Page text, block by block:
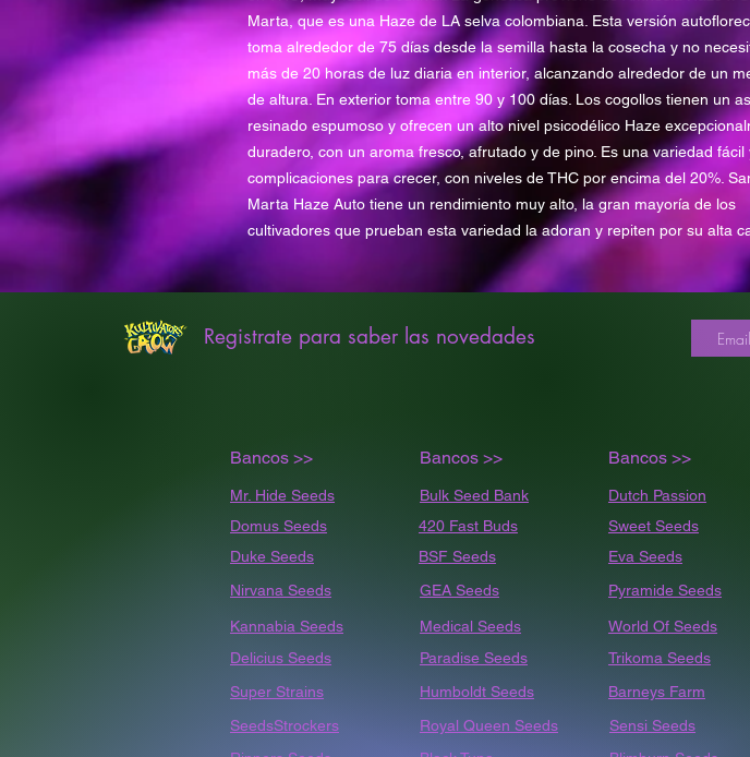
Marta, que es una Haze de LA selva colombiana. Esta versión
toma alrededor de 75 días desde la semilla hasta la cosecha y no
más de 20 horas de luz diaria en interior, alcanzando alrededor de un
de altura. En exterior toma entre 90 y 100 días. Los cogollos tienen un
resinado espumoso y ofrecen un alto nivel psicodélico Haze
duradero, con un aroma fresco, afrutado y de pino. Es una variedad fácil
complicaciones para crecer, con niveles de THC por encima del 20%.
Marta Haze Auto tiene un rendimiento muy alto, la gran mayoría de los
cultivadores que prueban esta variedad la adoran y repiten por su alta
Registrate para saber las novedades
Bancos >> Bancos >> Bancos >>
Mr. Hide Seeds
Domus Seeds
Duke Seeds
Nirvana Seeds
Kannabia Seeds
Delicius Seeds
Super Strains
SeedsStrockers
Bulk Seed Bank
420 Fast Buds
BSF Seeds
GEA Seeds
Medical Seeds
Paradise Seeds
Humboldt Seeds
Royal Queen Seeds
Dutch Passion
Sweet Seeds
Eva Seeds
Pyramide Seeds
World Of Seeds
Trikoma Seeds
Barneys Farm
Sensi Seeds